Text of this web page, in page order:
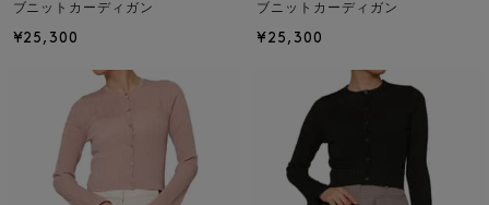
ブニットカーディガン
¥25,300
ブニットカーディガン
¥25,300